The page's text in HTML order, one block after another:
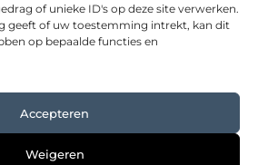
of unieke ID's op deze site verwerken.
geeft of uw toestemming intrekt, kan dit
op bepaalde functies en
Accepteren
Weigeren
collectie blogs en artikelen boordevol
verrassende inzichten om elke dag